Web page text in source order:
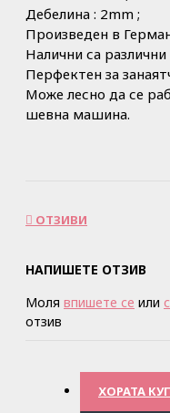
Дебелина : 2mm ;
Произведен в
Налични са
Перфектен за
Може лесно да се
шевна машина.
ОТЗИВИ
НАПИШЕТЕ ОТЗИВ
Моля впишете се или
отзив
ХОРАТА